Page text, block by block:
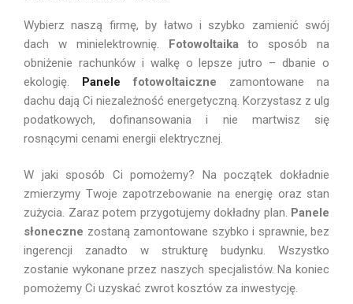
Wybierz naszą firmę, by łatwo i szybko zamienić swój
dach w minielektrownię. Fotowoltaikato sposób na
obniżenie rachunków i walkę o lepsze jutro – dbanie o
ekologię. Panele fotowoltaiczne zamontowane na
dachu dają Ci niezależność energetyczną. Korzystasz z ulg
podatkowych, dofinansowania i nie martwisz się
rosnącymi cenami energii elektrycznej.
W jaki sposób Ci pomożemy? Na początek dokładnie
zmierzymy Twoje zapotrzebowanie na energię oraz stan
zużycia. Zaraz potem przygotujemy dokładny plan. Panele
słoneczne zostaną zamontowane szybko i sprawnie, bez
ingerencji zanadto w strukturę budynku. Wszystko
zostanie wykonane przez naszych specjalistów. Na koniec
pomożemy Ci uzyskać zwrot kosztów za inwestycję.